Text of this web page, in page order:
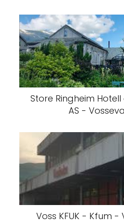
Store Ringheim
AS -
Voss KFUK - Kfum -